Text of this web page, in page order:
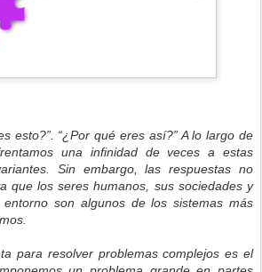
esto?”. “¿Por qué eres así?” A lo largo de
una infinidad de veces a estas
Sin embargo, las respuestas no
que los seres humanos, sus sociedades y
son algunos de los sistemas más
para resolver problemas complejos es el